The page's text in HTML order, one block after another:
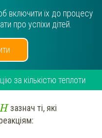
включити їх до процесу
про успіхи дітей.
за кількістю теплоти
зазнач ті, які